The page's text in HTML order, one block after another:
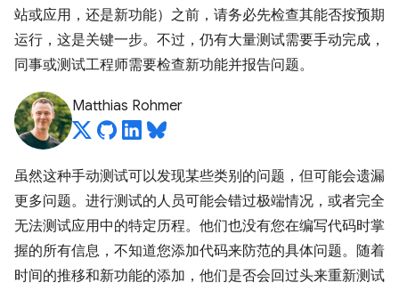
站或应用，还是新功能）之前，请务必先检查其能否按预期
运行，这是关键一步。不过，仍有大量测试需要手动完成，
同事或测试工程师需要检查新功能并报告问题。
Matthias Rohmer
虽然这种手动测试可以发现某些类别的问题，但可能会遗漏
更多问题。进行测试的人员可能会错过极端情况，或者完全
无法测试应用中的特定历程。他们也没有您在编写代码时掌
握的所有信息，不知道您添加代码来防范的具体问题。随着
时间的推移和新功能的添加，他们是否会回过头来重新测试